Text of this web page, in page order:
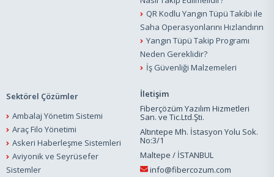
QR Kodlu Yangın Tüpü Takibi ile
Saha Operasyonlarını Hızlandırın
Yangın Tüpü Takip Programı
Neden Gereklidir?
İş Güvenliği Malzemeleri
Sektörel Çözümler
Ambalaj Yönetim Sistemi
Araç Filo Yönetimi
Askeri Haberleşme Sistemleri
Aviyonik ve Seyrüsefer
Sistemler
İletişim
Fiberçözüm Yazılım Hizmetleri
San. ve Tic.Ltd.Şti.
Altıntepe Mh. İstasyon Yolu Sok.
No:3/1
Maltepe / İSTANBUL
info@fibercozum.com